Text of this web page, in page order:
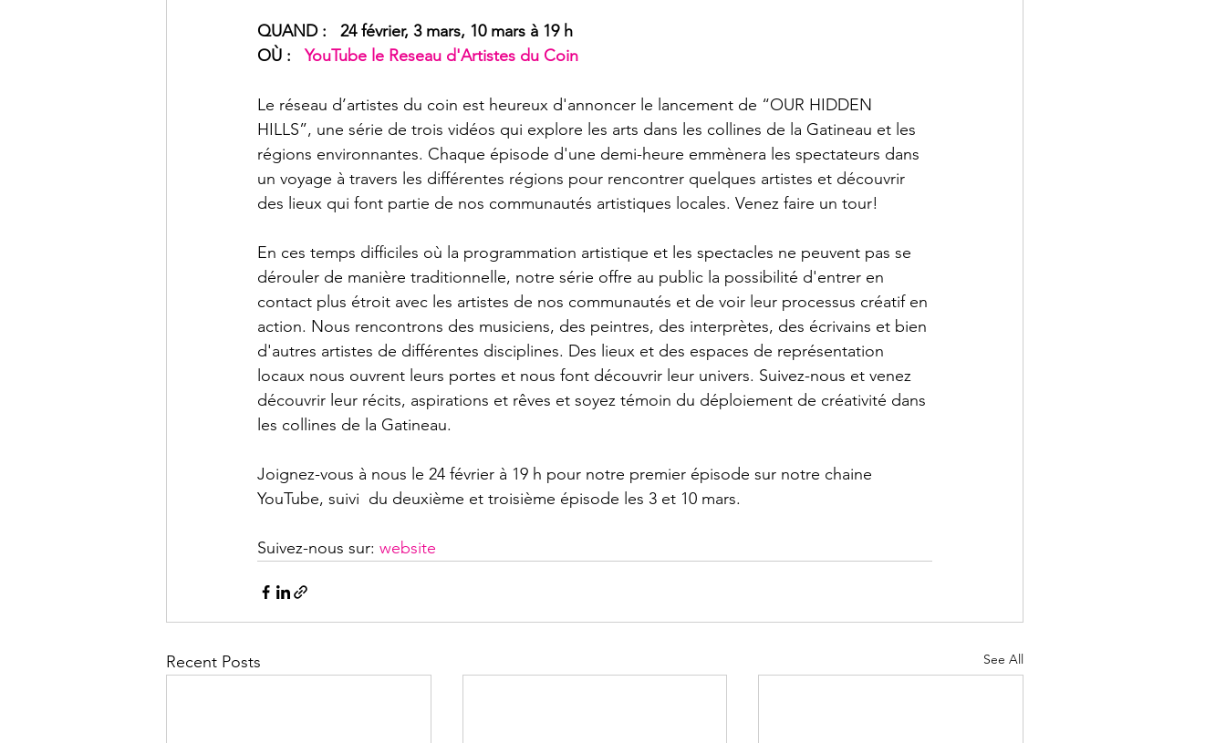
OÙ : YouTube le Reseau d'Artistes du Coin
Le réseau d’artistes du coin est heureux d'annoncer le lancement de “OUR HIDDEN
HILLS”, une série de trois vidéos qui explore les arts dans les collines de la Gatineau et les
régions environnantes. Chaque épisode d'une demi-heure emmènera les spectateurs dans
un voyage à travers les différentes régions pour rencontrer quelques artistes et découvrir
des lieux qui font partie de nos communautés artistiques locales. Venez faire un tour!
En ces temps difficiles où la programmation artistique et les spectacles ne peuvent pas se
dérouler de manière traditionnelle, notre série offre au public la possibilité d'entrer en
contact plus étroit avec les artistes de nos communautés et de voir leur processus créatif en
action. Nous rencontrons des musiciens, des peintres, des interprètes, des écrivains et bien
d'autres artistes de différentes disciplines. Des lieux et des espaces de représentation
locaux nous ouvrent leurs portes et nous font découvrir leur univers. Suivez-nous et venez
découvrir leur récits, aspirations et rêves et soyez témoin du déploiement de créativité dans
les collines de la Gatineau.
Joignez-vous à nous le 24 février à 19 h pour notre premier épisode sur notre chaine
YouTube, suivi  du deuxième et troisième épisode les 3 et 10 mars.
Suivez-nous sur: website
Recent Posts See All